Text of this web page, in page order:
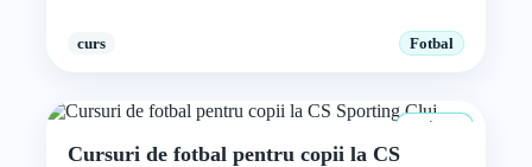
curs Fotbal
4+ ani
Cursuri de fotbal pentru copii la CS